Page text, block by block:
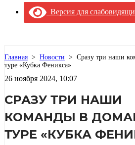
Версия для
Главная > Новости > Сразу три наши
туре «Кубка Феникса»
26 ноября 2024, 10:07
СРАЗУ ТРИ НАШИ
КОМАНДЫ В
ТУРЕ «КУБКА